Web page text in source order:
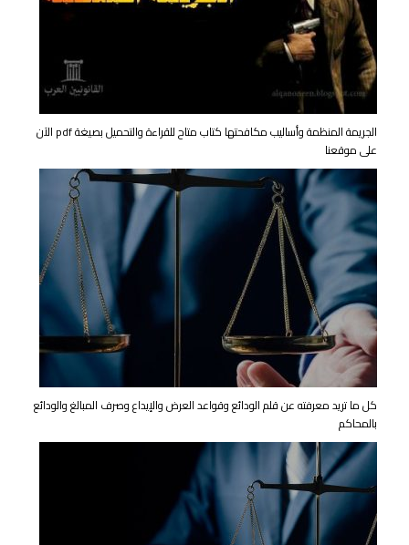
الجريمة المنظمة وأساليب مكافحتها كتاب متاح للقراءة والتحميل بصيغة pdf الآن
على موقعنا
كل ما تريد معرفته عن قلم الودائع وقواعد العرض والإيداع وصرف المبالغ والودائع
بالمحاكم